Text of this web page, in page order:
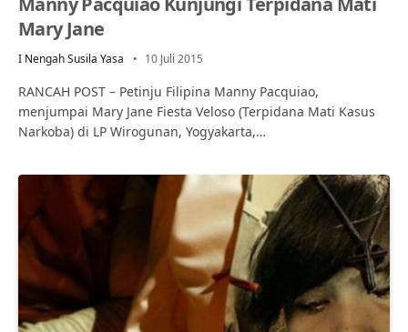
Mary Jane
I Nengah Susila Yasa 10 Juli 2015
RANCAH POST – Petinju Filipina Manny Pacquiao,
menjumpai Mary Jane Fiesta Veloso (Terpidana Mati Kasus
Narkoba) di LP Wirogunan, Yogyakarta,…